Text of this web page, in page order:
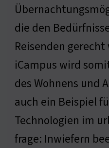
die den
Reisenden
iCampus wird
des Wohnens und
auch ein Beispiel
Technologien im
frage: Inwiefern